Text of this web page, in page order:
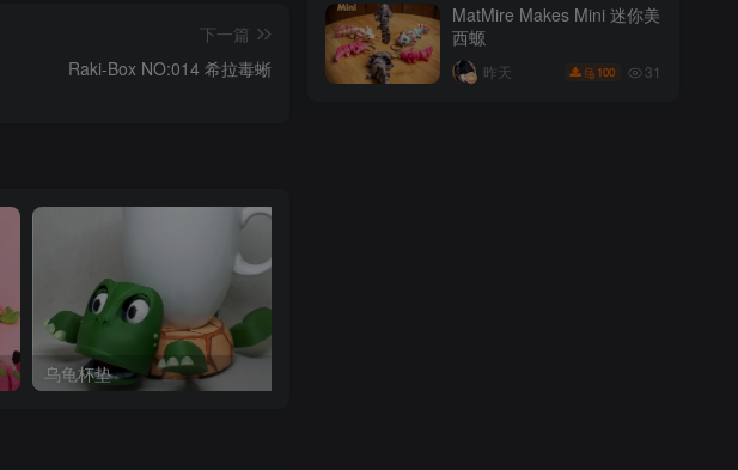
下一篇
Raki-Box NO:014 希拉毒蜥
乌龟杯垫
MatMire Makes Mini 迷你美
西螈
昨天 100 31